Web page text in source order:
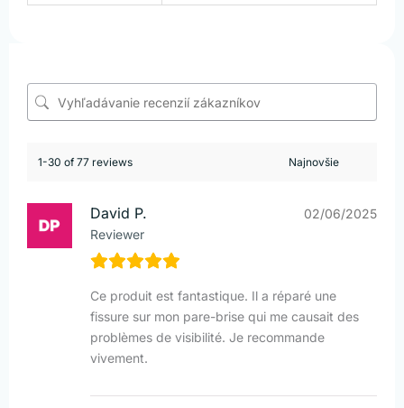
1-30 of 77 reviews
David P.
Reviewer
02/06/2025
Ce produit est fantastique. Il a réparé une
fissure sur mon pare-brise qui me causait des
problèmes de visibilité. Je recommande
vivement.